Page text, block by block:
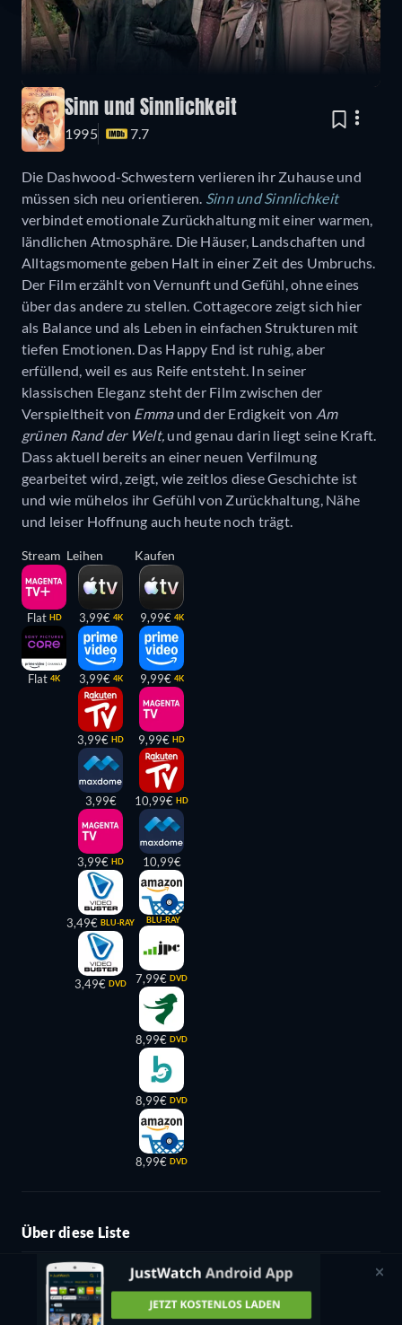
Sinn und Sinnlichkeit
1995 7.7
Die Dashwood-Schwestern verlieren ihr Zuhause und
müssen sich neu orientieren. Sinn und Sinnlichkeit
verbindet emotionale Zurückhaltung mit einer warmen,
ländlichen Atmosphäre. Die Häuser, Landschaften und
Alltagsmomente geben Halt in einer Zeit des Umbruchs.
Der Film erzählt von Vernunft und Gefühl, ohne eines
über das andere zu stellen. Cottagecore zeigt sich hier
als Balance und als Leben in einfachen Strukturen mit
tiefen Emotionen. Das Happy End ist ruhig, aber
erfüllend, weil es aus Reife entsteht. In seiner
klassischen Eleganz steht der Film zwischen der
Verspieltheit von Emmaund der Erdigkeit von Am
grünen Rand der Welt, und genau darin liegt seine Kraft.
Dass aktuell bereits an einer neuen Verfilmung
gearbeitet wird, zeigt, wie zeitlos diese Geschichte ist
und wie mühelos ihr Gefühl von Zurückhaltung, Nähe
und leiser Hoffnung auch heute noch trägt.
Stream
Flat HD
Flat 4K
Leihen
3,99€ 4K
3,99€ 4K
3,99€ HD
3,99€
3,99€ HD
3,49€ BLU-RAY
3,49€ DVD
Kaufen
9,99€ 4K
9,99€ 4K
9,99€ HD
10,99€ HD
10,99€
BLU-RAY
7,99€ DVD
8,99€ DVD
8,99€ DVD
8,99€ DVD
Über diese Liste
Titel 10